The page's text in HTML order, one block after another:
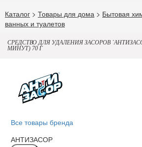
Каталог > Товары для дома > Бытовая
ванных и туалетов
СРЕДСТВО ДЛЯ УДАЛЕНИЯ ЗАСОРОВ
МИНУТ) 70 Г
Все товары бренда
АНТИЗАСОР